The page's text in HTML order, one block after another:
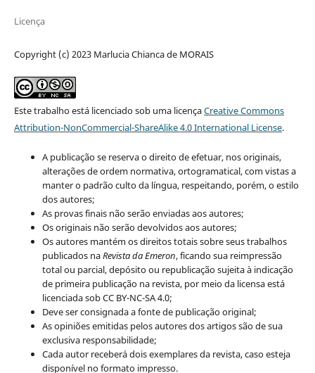
Licença
Copyright (c) 2023 Marlucia Chianca de MORAIS
Este trabalho está licenciado sob uma licençaCreative Commons
Attribution-NonCommercial-ShareAlike 4.0 International License.
A publicação se reserva o direito de efetuar, nos originais,
alterações de ordem normativa, ortogramatical, com vistas a
manter o padrão culto da língua, respeitando, porém, o estilo
dos autores;
As provas finais não serão enviadas aos autores;
Os originais não serão devolvidos aos autores;
Os autores mantém os direitos totais sobre seus trabalhos
publicados naRevista da Emeron, ficando sua reimpressão
total ou parcial, depósito ou republicação sujeita à indicação
de primeira publicação na revista, por meio da licensa está
licenciada sob CC BY-NC-SA 4.0;
Deve ser consignada a fonte de publicação original;
As opiniões emitidas pelos autores dos artigos são de sua
exclusiva responsabilidade;
Cada autor receberá dois exemplares da revista, caso esteja
disponível no formato impresso.